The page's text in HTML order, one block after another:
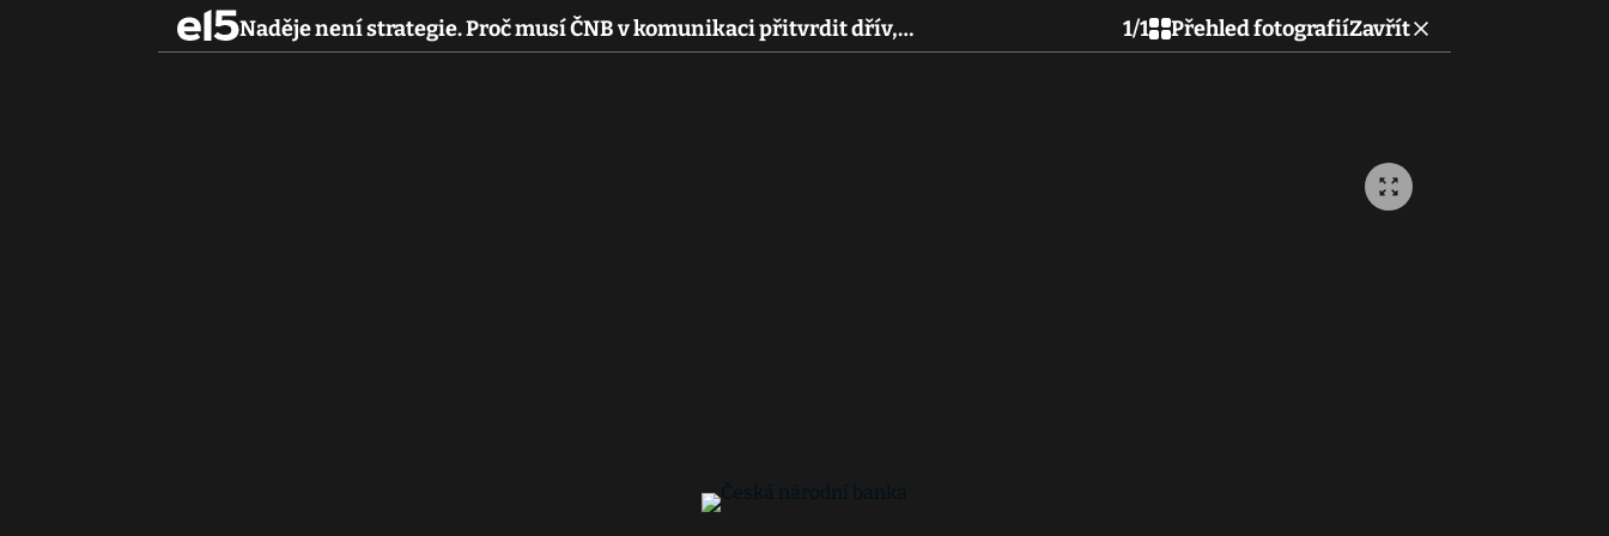
Naděje není strategie. Proč musí ČNB v komunikaci přitvrdit dřív,… 1/1 Přehled fotografiíZavřít